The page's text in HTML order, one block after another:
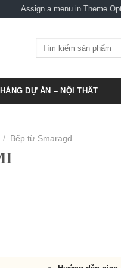
Assign a menu in Theme
DỰ ÁN – NỘI THẤT
/ Bếp từ Smaragd